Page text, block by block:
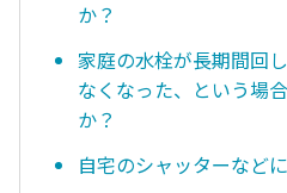
か？
家庭の水栓が長期間回
なくなった、という場
か？
自宅のシャッターなど